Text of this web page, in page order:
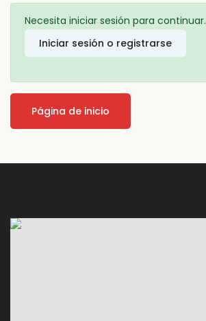
Necesita iniciar sesión para continuar.
Iniciar sesión o registrarse
Página de inicio